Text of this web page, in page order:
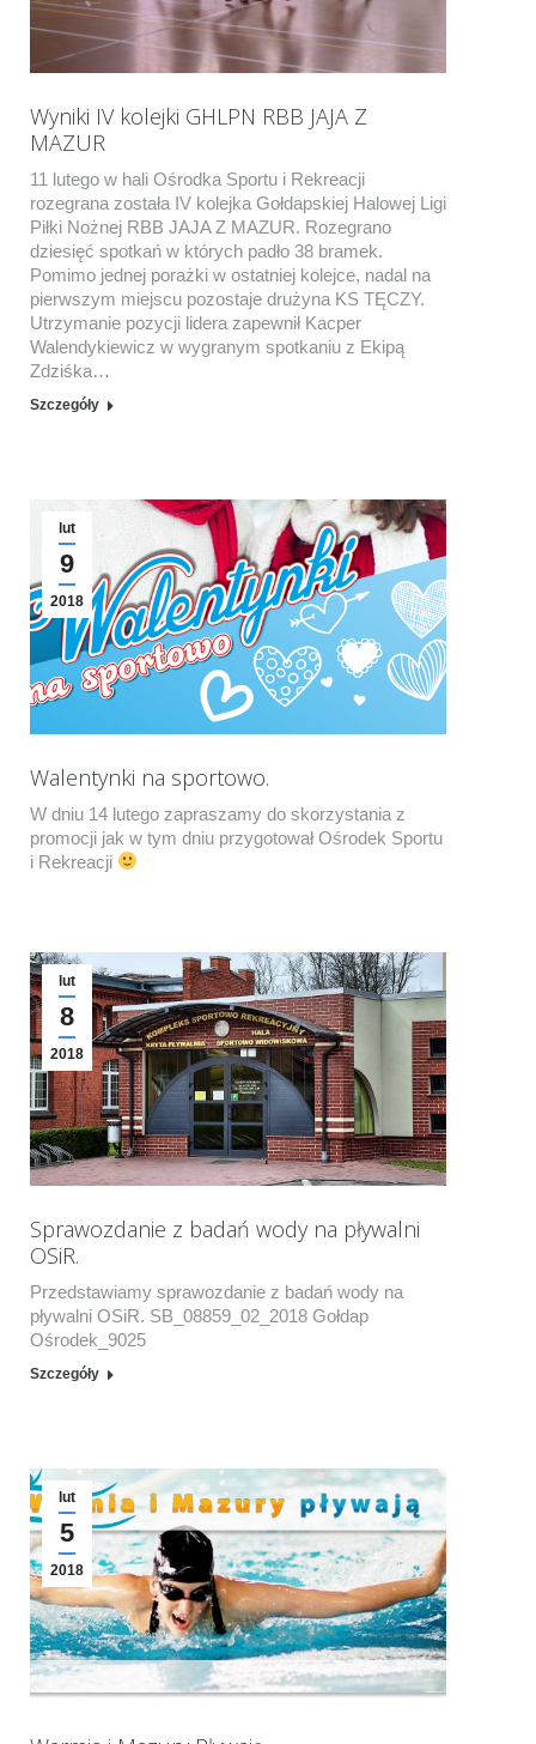
Wyniki IV kolejki GHLPN RBB JAJA Z
MAZUR
11 lutego w hali Ośrodka Sportu i Rekreacji
rozegrana została IV kolejka Gołdapskiej Halowej Ligi
Piłki Nożnej RBB JAJA Z MAZUR. Rozegrano
dziesięć spotkań w których padło 38 bramek.
Pomimo jednej porażki w ostatniej kolejce, nadal na
pierwszym miejscu pozostaje drużyna KS TĘCZY.
Utrzymanie pozycji lidera zapewnił Kacper
Walendykiewicz w wygranym spotkaniu z Ekipą
Zdziśka…
Szczegóły
lut
9
2018
Walentynki na sportowo.
W dniu 14 lutego zapraszamy do skorzystania z
promocji jak w tym dniu przygotował Ośrodek Sportu
i Rekreacji
lut
8
2018
Sprawozdanie z badań wody na pływalni
OSiR.
Przedstawiamy sprawozdanie z badań wody na
pływalni OSiR. SB_08859_02_2018 Gołdap
Ośrodek_9025
Szczegóły
lut
5
2018